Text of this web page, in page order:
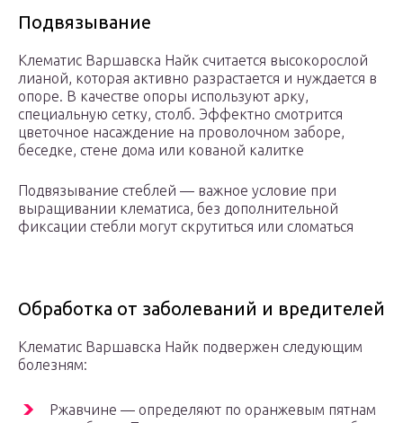
Подвязывание
Клематис Варшавска Найк считается высокорослой
лианой, которая активно разрастается и нуждается в
опоре. В качестве опоры используют арку,
специальную сетку, столб. Эффектно смотрится
цветочное насаждение на проволочном заборе,
беседке, стене дома или кованой калитке
Подвязывание стеблей — важное условие при
выращивании клематиса, без дополнительной
фиксации стебли могут скрутиться или сломаться
Обработка от заболеваний и вредителей
Клематис Варшавска Найк подвержен следующим
болезням:
Ржавчине — определяют по оранжевым пятнам